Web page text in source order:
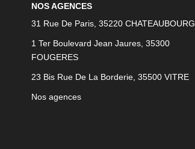
NOS AGENCES
31 Rue De Paris, 35220 CHATEAUBOURG
1 Ter Boulevard Jean Jaures, 35300
FOUGERES
23 Bis Rue De La Borderie, 35500 VITRE
Nos agences